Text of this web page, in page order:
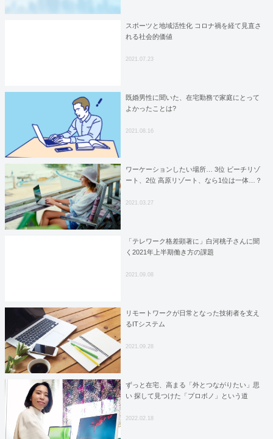
スポーツと地域活性化 コロナ禍を経て見直さ
れる社会的価値
2021.07.23
既婚男性に聞いた、在宅勤務で家庭にとって
よかったことは?
2021.08.16
ワーケーションしたい場所… 3位 ビーチリゾ
ート、2位 高原リゾート、なら1位は一体…？
2021.03.27
「テレワーク格差顕著に」白河桃子さんに聞
く2021年上半期働き方の課題
2021.09.08
リモートワークが日常となった技術者を支え
るITシステム
2021.09.28
ずっと在宅、高まる「外とつながりたい」思
い 探して見つけた「プロボノ」という道
2022.02.18